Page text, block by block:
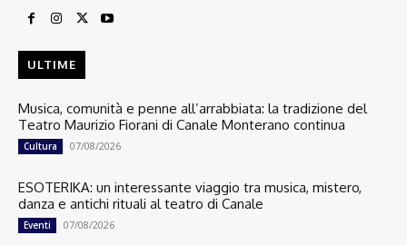
ULTIME
Musica, comunità e penne all’arrabbiata: la tradizione del
Teatro Maurizio Fiorani di Canale Monterano continua
Cultura 07/08/2026
ESOTERIKA: un interessante viaggio tra musica, mistero,
danza e antichi rituali al teatro di Canale
Eventi 07/08/2026